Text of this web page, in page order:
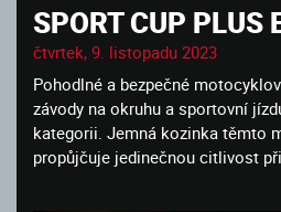
SPORT CUP PLUS
čtvrtek, 9. listopadu 2023
Pohodlné a bezpečné
závody na okruhu a sportovní
kategorii. Jemná kozinka těmto
propůjčuje jedinečnou citlivost